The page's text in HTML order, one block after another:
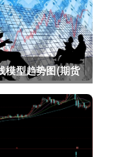
模型趋势图(期货
趋势图怎么看)